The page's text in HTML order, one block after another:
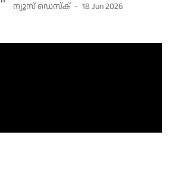
ന്യൂസ് ഡെസ്ക് 18 Jun 2026